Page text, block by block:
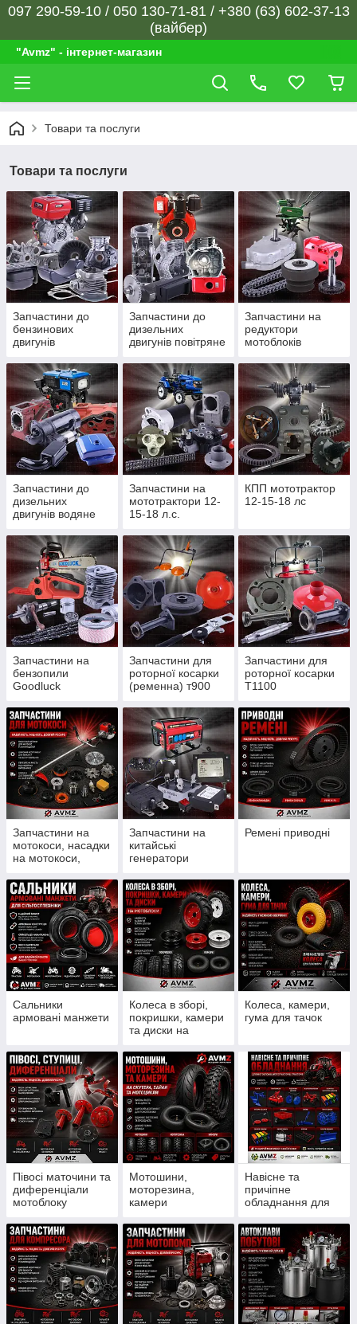
097 290-59-10 / 050 130-71-81 / +380 (63) 602-37-13
(вайбер)
"Avmz" - інтернет-магазин
Товари та послуги
Товари та послуги
Запчастини до
бензинових
двигунів
Запчастини до
дизельних
двигунів повітряне
Запчастини на
редуктори
мотоблоків
Запчастини до
дизельних
двигунів водяне
Запчастини на
мототрактори 12-
15-18 л.с.
КПП мототрактор
12-15-18 лс
Запчастини на
бензопили
Goodluck
350/352, St180
Запчастини для
роторної косарки
(ременна) т900
Запчастини для
роторної косарки
Т1100
Запчастини на
мотокоси, насадки
на мотокоси,
Запчастини на
китайські
генератори
Ремені приводні
Сальники
армовані манжети
Колеса в зборі,
покришки, камери
та диски на
Колеса, камери,
гума для тачок
Півосі маточини та
диференціали
мотоблоку
Мотошини,
моторезина,
камери
Навісне та
причіпне
обладнання для